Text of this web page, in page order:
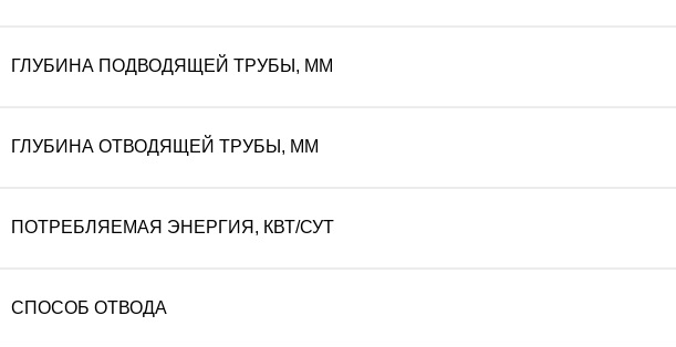
ГЛУБИНА ПОДВОДЯЩЕЙ ТРУБЫ, ММ
ГЛУБИНА ОТВОДЯЩЕЙ ТРУБЫ, ММ
ПОТРЕБЛЯЕМАЯ ЭНЕРГИЯ, КВТ/СУТ
СПОСОБ ОТВОДА